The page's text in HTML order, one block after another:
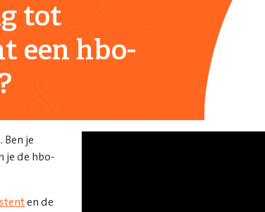
tot
een hbo-
Ben je
je de hbo-
en de